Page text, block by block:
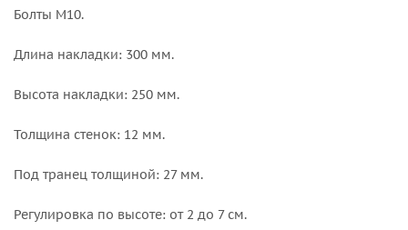
Болты М10.
Длина накладки: 300 мм.
Высота накладки: 250 мм.
Толщина стенок: 12 мм.
Под транец толщиной: 27 мм.
Регулировка по высоте: от 2 до 7 см.